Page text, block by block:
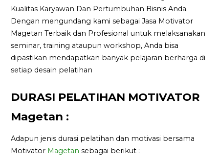
Kualitas Karyawan Dan Pertumbuhan Bisnis Anda.
Dengan mengundang kami sebagai Jasa Motivator
Magetan Terbaik dan Profesional untuk melaksanakan
seminar, training ataupun workshop, Anda bisa
dipastikan mendapatkan banyak pelajaran berharga di
setiap desain pelatihan
DURASI PELATIHAN MOTIVATOR
Magetan :
Adapun jenis durasi pelatihan dan motivasi bersama
Motivator Magetan sebagai berikut :